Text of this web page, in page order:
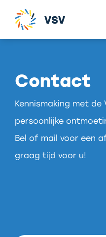
Contact
Kennismaking met de
persoonlijke
Bel of mail voor een
graag tijd voor u!